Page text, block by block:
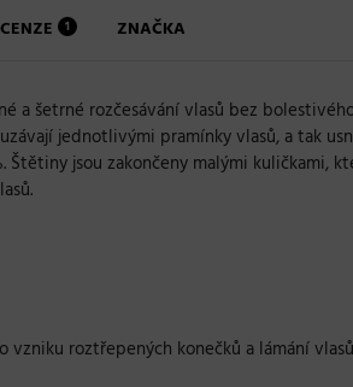
1 ZNAČKA
a šetrné rozčesávání vlasů bez
jednotlivými pramínky vlasů, a tak
jsou zakončeny malými kuličkami,
roztřepených konečků a lámání